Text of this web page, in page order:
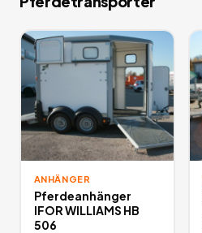
ANHÄNGER
Pferdeanhänger
IFOR WILLIAMS HB
506